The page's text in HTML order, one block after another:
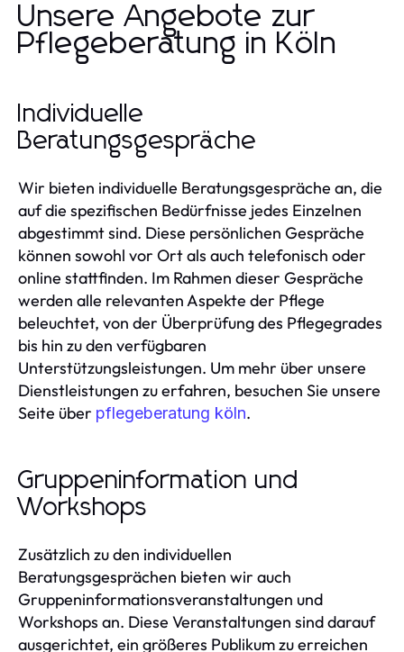
Unsere Angebote zur
Pflegeberatung in Köln
Individuelle
Beratungsgespräche
Wir bieten individuelle Beratungsgespräche an, die
auf die spezifischen Bedürfnisse jedes Einzelnen
abgestimmt sind. Diese persönlichen Gespräche
können sowohl vor Ort als auch telefonisch oder
online stattfinden. Im Rahmen dieser Gespräche
werden alle relevanten Aspekte der Pflege
beleuchtet, von der Überprüfung des Pflegegrades
bis hin zu den verfügbaren
Unterstützungsleistungen. Um mehr über unsere
Dienstleistungen zu erfahren, besuchen Sie unsere
Seite über pflegeberatung köln.
Gruppeninformation und
Workshops
Zusätzlich zu den individuellen
Beratungsgesprächen bieten wir auch
Gruppeninformationsveranstaltungen und
Workshops an. Diese Veranstaltungen sind darauf
ausgerichtet, ein größeres Publikum zu erreichen